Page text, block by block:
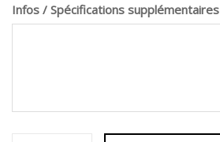
Infos / Spécifications supplémentaires